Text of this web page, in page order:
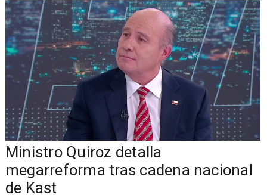
Ministro Quiroz detalla
megarreforma tras cadena nacional
de Kast